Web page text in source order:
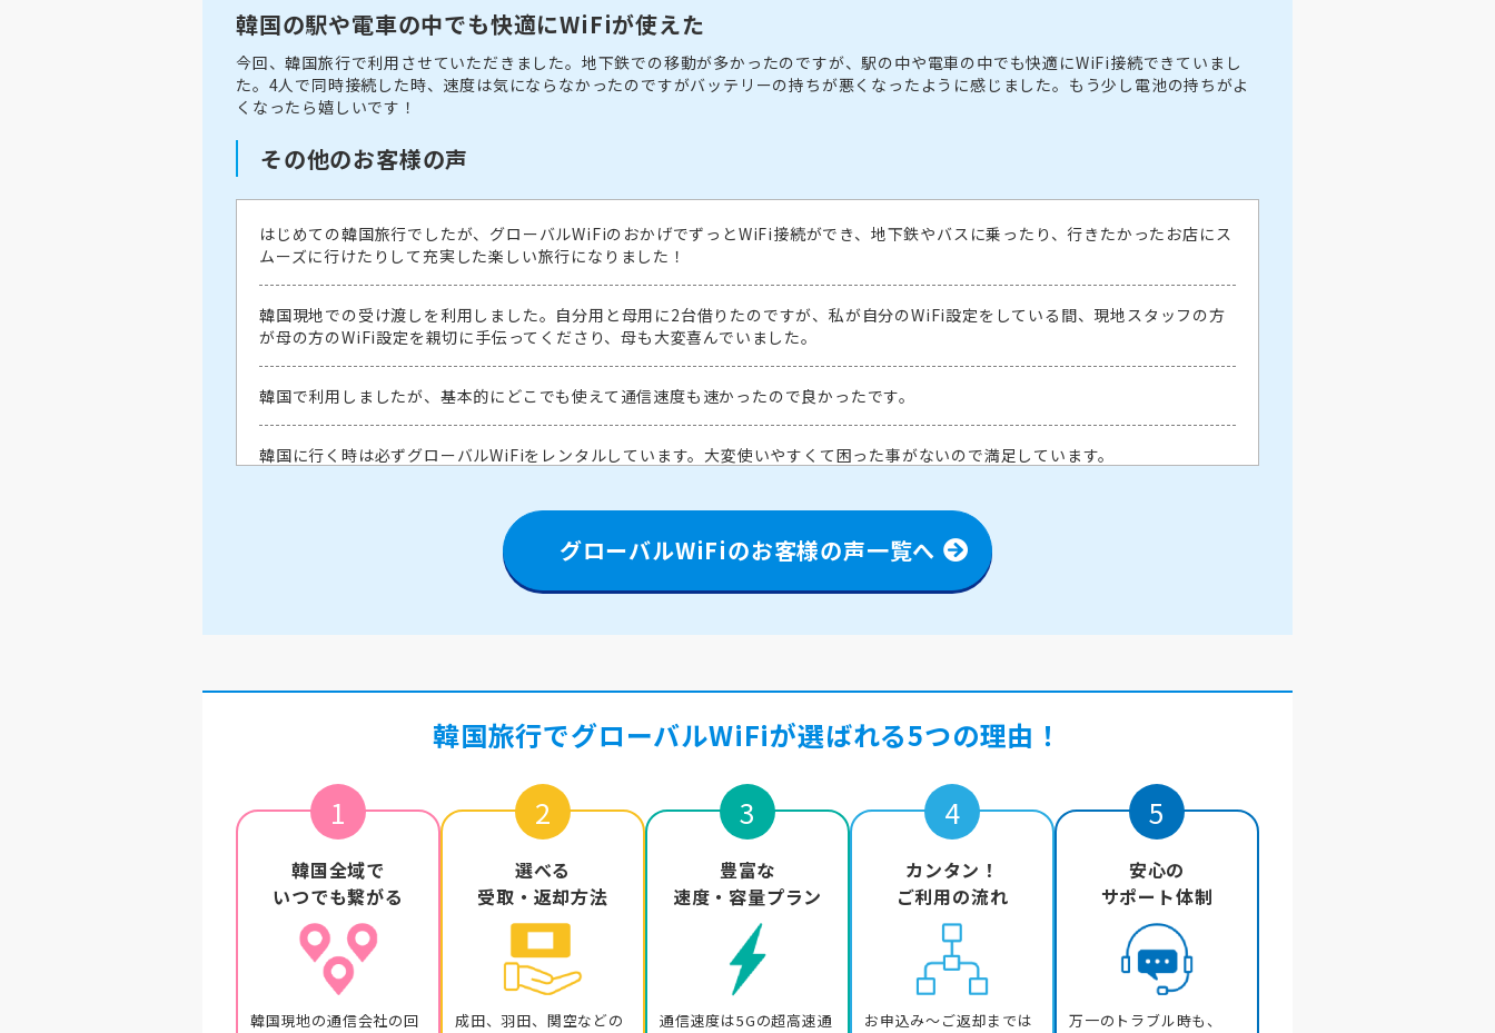
韓国の駅や電車の中でも快適にWiFiが使えた
今回、韓国旅行で利用させていただきました。地下鉄での移動が多かったのですが、駅の中や電車の中でも快適にWiFi接続できていまし
た。4人で同時接続した時、速度は気にならなかったのですがバッテリーの持ちが悪くなったように感じました。もう少し電池の持ちがよ
くなったら嬉しいです！
その他のお客様の声
はじめての韓国旅行でしたが、グローバルWiFiのおかげでずっとWiFi接続ができ、地下鉄やバスに乗ったり、行きたかったお店にス
ムーズに行けたりして充実した楽しい旅行になりました！
韓国現地での受け渡しを利用しました。自分用と母用に2台借りたのですが、私が自分のWiFi設定をしている間、現地スタッフの方
が母の方のWiFi設定を親切に手伝ってくださり、母も大変喜んでいました。
韓国で利用しましたが、基本的にどこでも使えて通信速度も速かったので良かったです。
韓国に行く時は必ずグローバルWiFiをレンタルしています。大変使いやすくて困った事がないので満足しています。
韓国の全エリアで4Gが入りとても快適だった。地下鉄の車内でも電波が入り、すごく良かった。また次回も必ず利用します。
韓国の地方でもスムーズにWiFiに繋がり助かりました。
ソウルで友達と待ち合わせする予定があり、WiFiが必要だったのでグローバルWiFiを利用しました。初めてのWiFiレンタルでした
韓国のソウルに渡航するため今回初めてグローバルWiFiを利用しましたが、山の中でも繋がり、とても満足です。次回も利用したい
ソウルの明洞、江南、弘大エリアで使用しましたが、どのエリアでも問題なくスピーディにWiFi接続ができ使用することができまし
た。機器の受け渡しも、設定の仕方も簡単で助かりました。
ソウル全域で使用できたので大変満足しました。
ソウルの地下鉄の中でもサクサク快適、機器も薄型でコンパクトながらバッテリーは1日持ち、ストレスなく過ごすことができまし
グローバルWiFiのお客様の声一覧へ
韓国旅行でグローバルWiFiが選ばれる5つの理由！
1
韓国全域で
いつでも繋がる
韓国現地の通信会社の回
2
選べる
受取・返却方法
成田、羽田、関空などの
3
豊富な
速度・容量プラン
通信速度は5Gの超高速通
4
カンタン！
ご利用の流れ
お申込み～ご返却までは
5
安心の
サポート体制
万一のトラブル時も、